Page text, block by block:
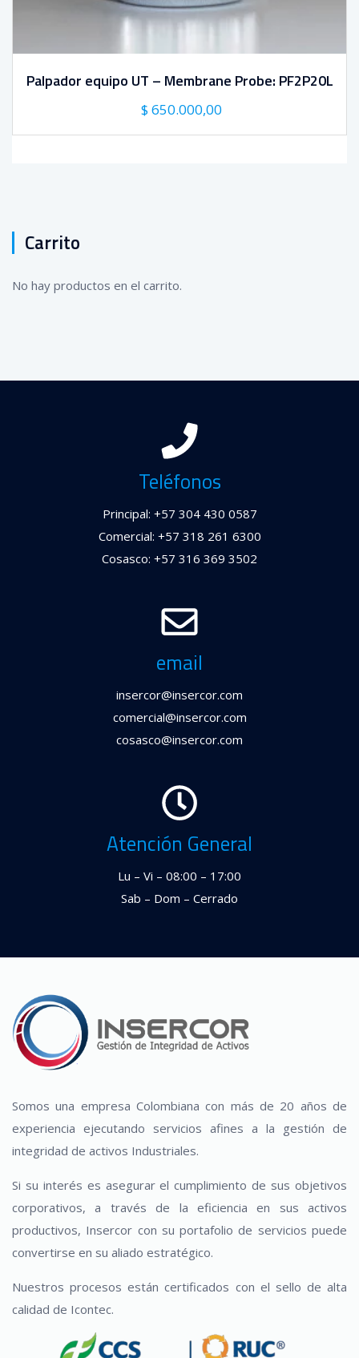
Palpador equipo UT – Membrane Probe: PF2P20L
El
$ 650.000,00
Carrito
No hay productos en el carrito.
Teléfonos
Principal: +57 304 430 0587
Comercial: +57 318 261 6300
Cosasco: +57 316 369 3502
email
insercor@insercor.com
comercial@insercor.com
cosasco@insercor.com
Atención General
Lu – Vi – 08:00 – 17:00
Sab – Dom – Cerrado
Somos una empresa Colombiana con más de 20 años de
experiencia ejecutando servicios afines a la gestión de
integridad de activos Industriales.
Si su interés es asegurar el cumplimiento de sus objetivos
corporativos, a través de la eficiencia en sus activos
productivos, Insercor con su portafolio de servicios puede
convertirse en su aliado estratégico.
Nuestros procesos están certificados con el sello de alta
calidad de Icontec.